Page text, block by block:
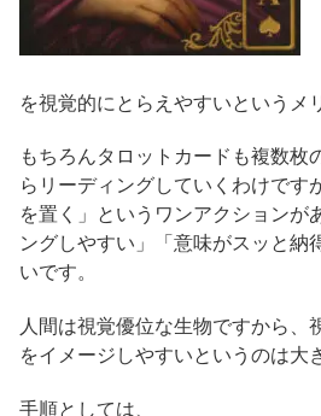
を視覚的にとらえやすいというメ
もちろんタロットカードも複数枚
らリーディングしていくわけです
を置く」というワンアクションが
ングしやすい」「意味がスッと納
いです。
人間は視覚優位な生物ですから、
をイメージしやすいというのは大
手順としては、